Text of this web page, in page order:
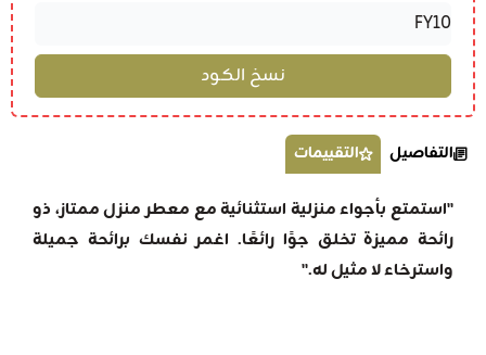
التفاصيل التقييمات
"استمتع بأجواء منزلية استثنائية مع معطر منزل ممتاز، ذو
رائحة مميزة تخلق جوًا رائعًا. اغمر نفسك برائحة جميلة
واسترخاء لا مثيل له."